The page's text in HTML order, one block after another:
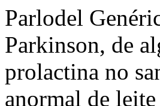
Parlodel
Parkinson, de
prolactina no
anormal de